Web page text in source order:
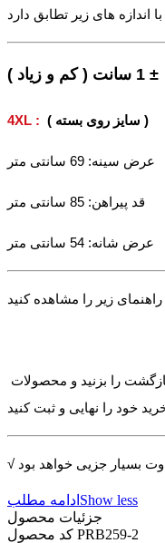
)
4XL : ( سایز روی بسته )
عرض سینه: 69 سانتی متر
قد پیراهن: 85 سانتی متر
عرض شانه: 54 سانتی متر
را بزنید و محصولات
ادامه مطلب Show less
جزئیات محصول
PRB259-2